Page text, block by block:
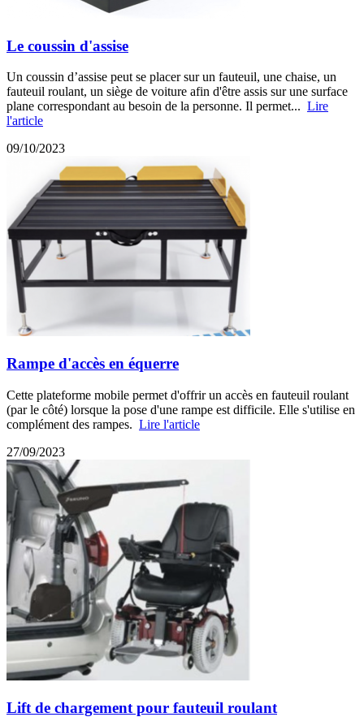
Le coussin d'assise
Un coussin d’assise peut se placer sur un fauteuil, une chaise, un
fauteuil roulant, un siège de voiture afin d'être assis sur une surface
plane correspondant au besoin de la personne. Il permet... Lire
l'article
09/10/2023
Rampe d'accès en équerre
Cette plateforme mobile permet d'offrir un accès en fauteuil roulant
(par le côté) lorsque la pose d'une rampe est difficile. Elle s'utilise en
complément des rampes. Lire l'article
27/09/2023
Lift de chargement pour fauteuil roulant